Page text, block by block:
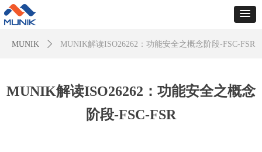
MUNIK ꄲ MUNIK解读ISO26262：功能安全之概念阶段-FSC-FSR
MUNIK解读ISO26262：功能安全之概念
阶段-FSC-FSR